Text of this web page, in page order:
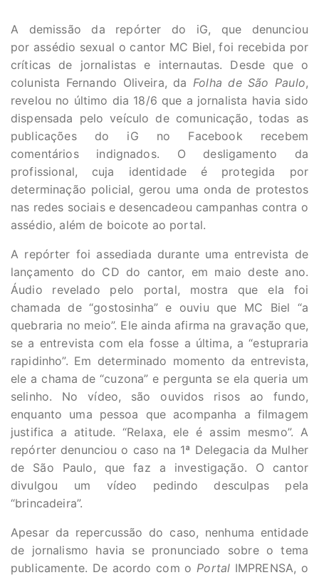
A demissão da repórter do iG, que denunciou
por assédio sexual o cantor MC Biel, foi recebida por
críticas de jornalistas e internautas. Desde que o
colunista Fernando Oliveira, daFolha de São Paulo,
revelou no último dia 18/6 que a jornalista havia sido
dispensada pelo veículo de comunicação, todas as
publicações do iG no Facebook recebem
comentários indignados. O desligamento da
profissional, cuja identidade é protegida por
determinação policial, gerou uma onda de protestos
nas redes sociais e desencadeou campanhas contra o
assédio, além de boicote ao portal.
A repórter foi assediada durante uma entrevista de
lançamento do CD do cantor, em maio deste ano.
Áudio revelado pelo portal, mostra que ela foi
chamada de “gostosinha” e ouviu que MC Biel “a
quebraria no meio”. Ele ainda afirma na gravação que,
se a entrevista com ela fosse a última, a “estupraria
rapidinho”. Em determinado momento da entrevista,
ele a chama de “cuzona” e pergunta se ela queria um
selinho. No vídeo, são ouvidos risos ao fundo,
enquanto uma pessoa que acompanha a filmagem
justifica a atitude. “Relaxa, ele é assim mesmo”. A
repórter denunciou o caso na 1ª Delegacia da Mulher
de São Paulo, que faz a investigação. O cantor
divulgou um vídeo pedindo desculpas pela
“brincadeira”.
Apesar da repercussão do caso, nenhuma entidade
de jornalismo havia se pronunciado sobre o tema
publicamente. De acordo com oPortal IMPRENSA, o